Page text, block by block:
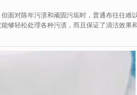
面对陈年污渍和顽固污垢时，普通布往往难
够轻松处理各种污渍，而且保证了清洁效果